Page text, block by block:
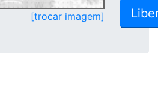
[trocar imagem]